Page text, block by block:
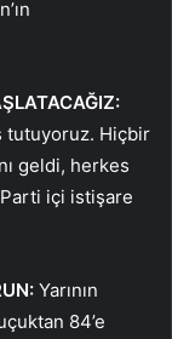
tutuyoruz. Hiçbir
geldi, herkes
içi istişare
Yarının
84’e